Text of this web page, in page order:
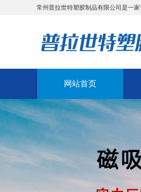
常州普拉世特塑胶制品有限公司是一
网站首页